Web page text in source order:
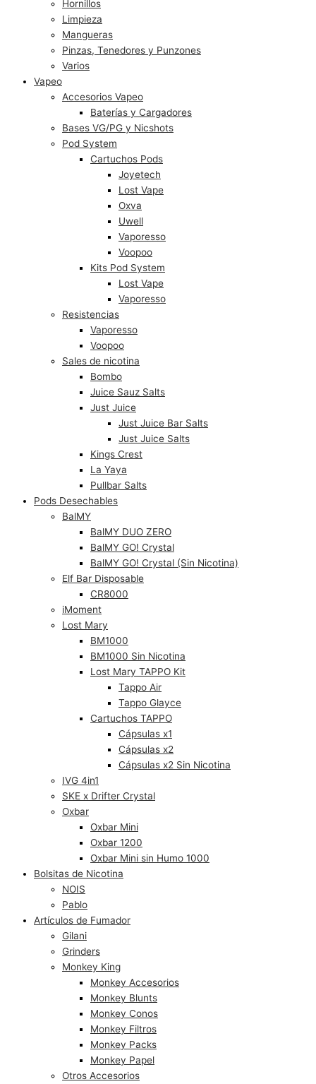
Hornillos
Limpieza
Mangueras
Pinzas, Tenedores y Punzones
Varios
Vapeo
Accesorios Vapeo
Baterías y Cargadores
Bases VG/PG y Nicshots
Pod System
Cartuchos Pods
Joyetech
Lost Vape
Oxva
Uwell
Vaporesso
Voopoo
Kits Pod System
Lost Vape
Vaporesso
Resistencias
Vaporesso
Voopoo
Sales de nicotina
Bombo
Juice Sauz Salts
Just Juice
Just Juice Bar Salts
Just Juice Salts
Kings Crest
La Yaya
Pullbar Salts
Pods Desechables
BalMY
BalMY DUO ZERO
BalMY GO! Crystal
BalMY GO! Crystal (Sin Nicotina)
Elf Bar Disposable
CR8000
iMoment
Lost Mary
BM1000
BM1000 Sin Nicotina
Lost Mary TAPPO Kit
Tappo Air
Tappo Glayce
Cartuchos TAPPO
Cápsulas x1
Cápsulas x2
Cápsulas x2 Sin Nicotina
IVG 4in1
SKE x Drifter Crystal
Oxbar
Oxbar Mini
Oxbar 1200
Oxbar Mini sin Humo 1000
Bolsitas de Nicotina
NOIS
Pablo
Artículos de Fumador
Gilani
Grinders
Monkey King
Monkey Accesorios
Monkey Blunts
Monkey Conos
Monkey Filtros
Monkey Packs
Monkey Papel
Otros Accesorios